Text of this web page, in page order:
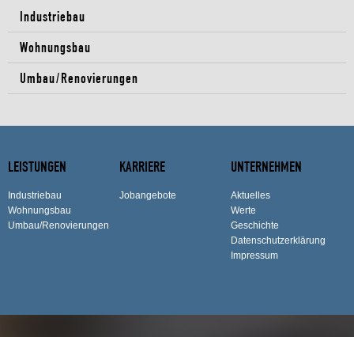
Industriebau
Wohnungsbau
Umbau/Renovierungen
LEISTUNGEN
Industriebau
Wohnungsbau
Umbau/Renovierungen
KARRIERE
Jobangebote
UNTERNEHMEN
Aktuelles
Werte
Geschichte
Datenschutzerklärung
Impressum